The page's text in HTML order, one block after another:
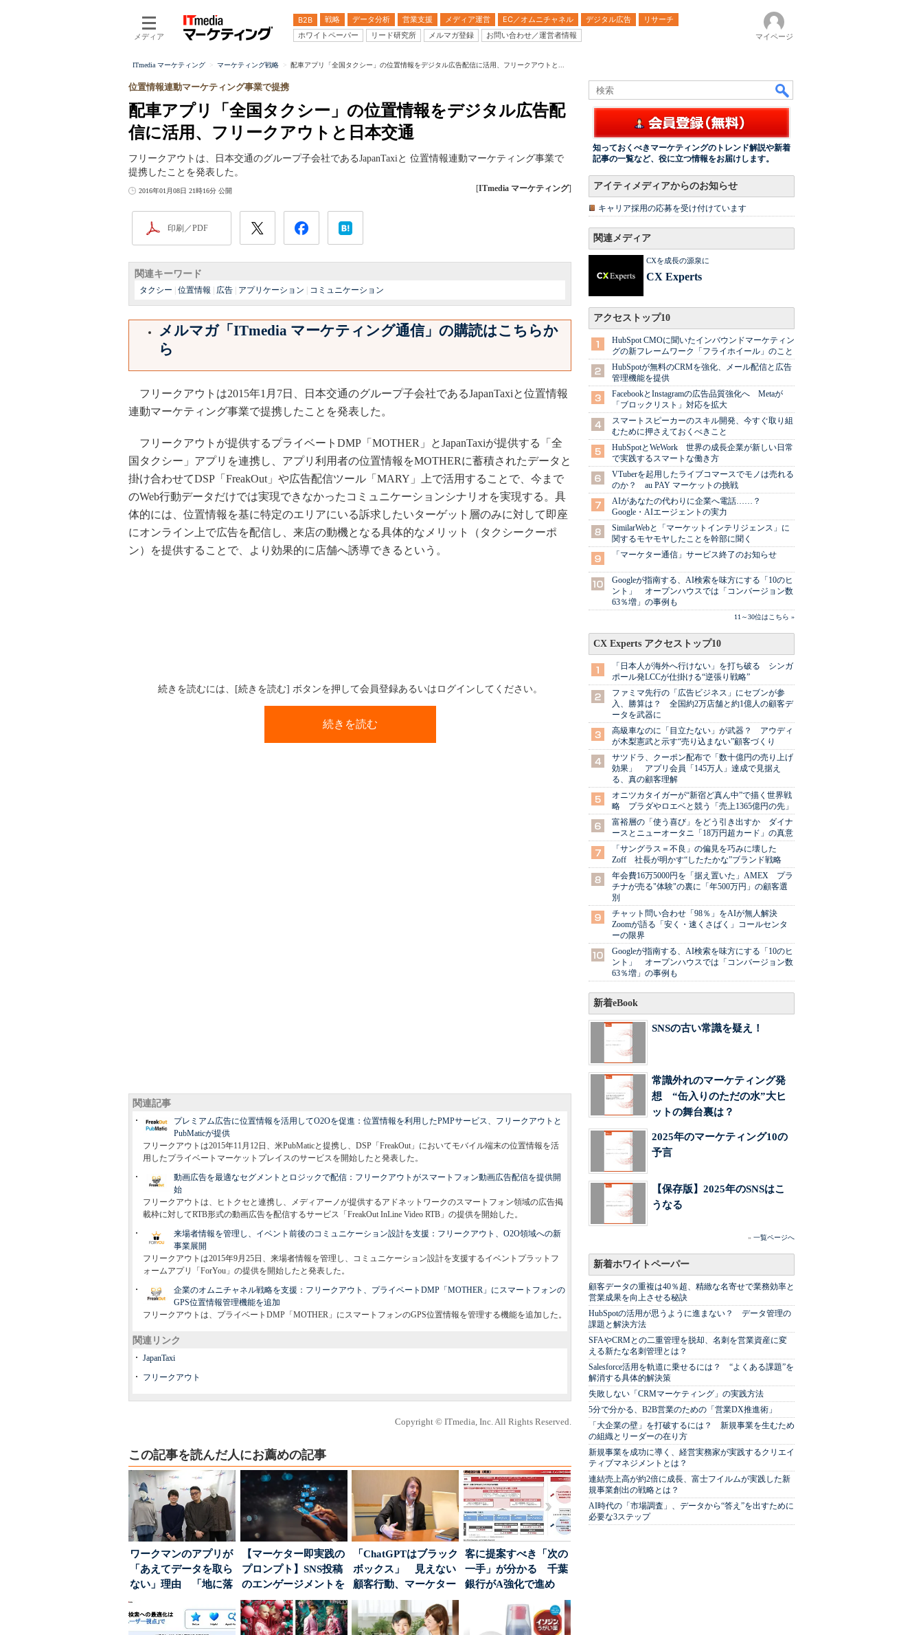
メディア
B2B 戦略 データ分析 営業支援 メディア運営 EC／オムニチャネル デジタル広告
リサーチ
ホワイトペーパー
リード研究所 メルマガ登録 お問い合わせ／運営者情報 マイページ
ITmedia マーケティング マーケティング戦略 配車アプリ「全国タクシー」の位置情報をデジタル広告配信に活用、フリークアウトと...
配車アプリ「全国タクシー」の位置情報をデジタル広告配
信に活用、フリークアウトと日本交通
位置情報連動マーケティング事業で提携
フリークアウトは、日本交通のグループ子会社であるJapanTaxiと 位置情報連動マーケティング事業で
提携したことを発表した。
2016年01月08日 21時16分 公開 [ITmedia マーケティング]
印刷／PDF
関連キーワード
タクシー 位置情報 広告 アプリケーション コミュニケーション
メルマガ「ITmedia マーケティング通信」の購読はこちらか
ら
フリークアウトは2015年1月7日、日本交通のグループ子会社であるJapanTaxiと位置情報
連動マーケティング事業で提携したことを発表した。
フリークアウトが提供するプライベートDMP「MOTHER」とJapanTaxiが提供する「全
国タクシー」アプリを連携し、アプリ利用者の位置情報をMOTHERに蓄積されたデータと
掛け合わせてDSP「FreakOut」や広告配信ツール「MARY」上で活用することで、今まで
のWeb行動データだけでは実現できなかったコミュニケーションシナリオを実現する。具
体的には、位置情報を基に特定のエリアにいる訴求したいターゲット層のみに対して即座
にオンライン上で広告を配信し、来店の動機となる具体的なメリット（タクシークーポ
ン）を提供することで、より効果的に店舗へ誘導できるという。
続きを読むには、[続きを読む] ボタンを押して会員登録あるいはログインしてください。
続きを読む
関連記事
プレミアム広告に位置情報を活用してO2Oを促進：位置情報を利用したPMPサービス、フリークアウトと
PubMaticが提供
フリークアウトは2015年11月12日、米PubMaticと提携し、DSP「FreakOut」においてモバイル端末の位置情報を活
用したプライベートマーケットプレイスのサービスを開始したと発表した。
動画広告を最適なセグメントとロジックで配信：フリークアウトがスマートフォン動画広告配信を提供開
始
フリークアウトは、ヒトクセと連携し、メディアーノが提供するアドネットワークのスマートフォン領域の広告掲
載枠に対してRTB形式の動画広告を配信するサービス「FreakOut InLine Video RTB」の提供を開始した。
来場者情報を管理し、イベント前後のコミュニケーション設計を支援：フリークアウト、O2O領域への新
事業展開
フリークアウトは2015年9月25日、来場者情報を管理し、コミュニケーション設計を支援するイベントプラットフ
ォームアプリ「ForYou」の提供を開始したと発表した。
企業のオムニチャネル戦略を支援：フリークアウト、プライベートDMP「MOTHER」にスマートフォンの
GPS位置情報管理機能を追加
フリークアウトは、プライベートDMP「MOTHER」にスマートフォンのGPS位置情報を管理する機能を追加した。
関連リンク
JapanTaxi
フリークアウト
Copyright © ITmedia, Inc. All Rights Reserved.
この記事を読んだ人にお薦めの記事
ワークマンのアプリが
「あえてデータを取ら
ない」理由 「地に落
ちた顧客満足度」を
引...
【マーケター即実践の
プロンプト】SNS投稿
のエンゲージメントを
高めるAI活用、ポ...
「ChatGPTはブラック
ボックス」 見えない
顧客行動、マーケター
に残された打ち...
客に提案すべき「次の
一手」が分かる 千葉
銀行がA強化で進め
知っておくべきマーケティングのトレンド解説や新着
記事の一覧など、役に立つ情報をお届けします。
アイティメディアからのお知らせ
キャリア採用の応募を受け付けています
関連メディア
CXを成長の源泉に
CX Experts
アクセストップ10
HubSpot CMOに聞いたインバウンドマーケティン
グの新フレームワーク「フライホイール」のこと
HubSpotが無料のCRMを強化、メール配信と広告
管理機能を提供
FacebookとInstagramの広告品質強化へ Metaが
「ブロックリスト」対応を拡大
スマートスピーカーのスキル開発、今すぐ取り組
むために押さえておくべきこと
HubSpotとWeWork 世界の成長企業が新しい日常
で実践するスマートな働き方
VTuberを起用したライブコマースでモノは売れる
のか？ au PAY マーケットの挑戦
AIがあなたの代わりに企業へ電話……？
Google・AIエージェントの実力
SimilarWebと「マーケットインテリジェンス」に
関するモヤモヤしたことを幹部に聞く
「マーケター通信」サービス終了のお知らせ
Googleが指南する、AI検索を味方にする「10のヒ
ント」 オープンハウスでは「コンバージョン数
63％増」の事例も
11～30位はこちら »
CX Experts アクセストップ10
「日本人が海外へ行けない」を打ち破る シンガ
ポール発LCCが仕掛ける“逆張り戦略”
ファミマ先行の「広告ビジネス」にセブンが参
入、勝算は？ 全国約2万店舗と約1億人の顧客デ
ータを武器に
高級車なのに「目立たない」が武器？ アウディ
が木梨憲武と示す“売り込まない”顧客づくり
サツドラ、クーポン配布で「数十億円の売り上げ
効果」 アプリ会員「145万人」達成で見据え
る、真の顧客理解
オニツカタイガーが“新宿ど真ん中”で描く世界戦
略 プラダやロエベと競う「売上1365億円の先」
富裕層の「使う喜び」をどう引き出すか ダイナ
ースとニューオータニ「18万円超カード」の真意
「サングラス＝不良」の偏見を巧みに壊した
Zoff 社長が明かす“したたかな”ブランド戦略
年会費16万5000円を「据え置いた」AMEX プラ
チナが売る"体験"の裏に「年500万円」の顧客選
別
チャット問い合わせ「98％」をAIが無人解決
Zoomが語る「安く・速くさばく」コールセンタ
ーの限界
Googleが指南する、AI検索を味方にする「10のヒ
ント」 オープンハウスでは「コンバージョン数
63％増」の事例も
新着eBook
SNSの古い常識を疑え！
常識外れのマーケティング発
想 “缶入りのただの水”大ヒ
ットの舞台裏は？
2025年のマーケティング10の
予言
【保存版】2025年のSNSはこ
うなる
» 一覧ページへ
新着ホワイトペーパー
顧客データの重複は40％超、精緻な名寄せで業務効率と
営業成果を向上させる秘訣
HubSpotの活用が思うように進まない？ データ管理の
課題と解決方法
SFAやCRMとの二重管理を脱却、名刺を営業資産に変
える新たな名刺管理とは？
Salesforce活用を軌道に乗せるには？ “よくある課題”を
解消する具体的解決策
失敗しない「CRMマーケティング」の実践方法
5分で分かる、B2B営業のための「営業DX推進術」
「大企業の壁」を打破するには？ 新規事業を生むため
の組織とリーダーの在り方
新規事業を成功に導く、経営実務家が実践するクリエイ
ティブマネジメントとは？
連結売上高が約2倍に成長、富士フイルムが実践した新
規事業創出の戦略とは？
AI時代の「市場調査」、データから“答え”を出すために
必要な3ステップ